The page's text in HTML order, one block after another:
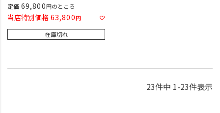
定価 69,800 のところ
当店特別価格 63,800
在庫切れ
23件中 1-23件表示